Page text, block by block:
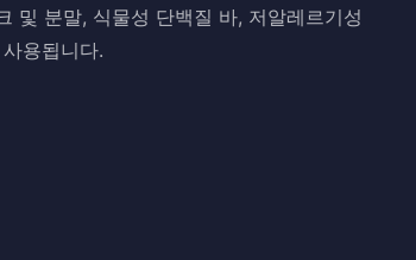
및 분말, 식물성 단백질 바, 저알레르기성
용됩니다.